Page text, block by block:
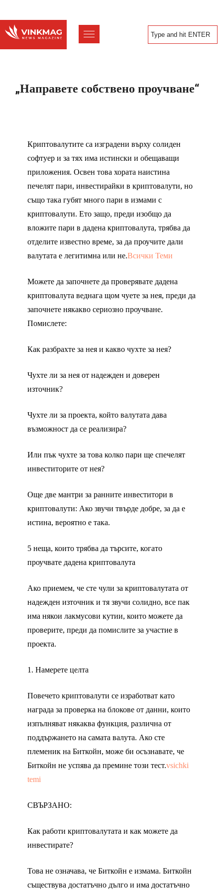
„Направете собствено проучване“
Криптовалутите са изградени върху солиден
софтуер и за тях има истински и обещаващи
приложения. Освен това хората наистина
печелят пари, инвестирайки в криптовалути, но
също така губят много пари в измами с
криптовалути. Ето защо, преди изобщо да
вложите пари в дадена криптовалута, трябва да
отделите известно време, за да проучите дали
валутата е легитимна или не.Всички Теми
Можете да започнете да проверявате дадена
криптовалута веднага щом чуете за нея, преди да
започнете някакво сериозно проучване.
Помислете:
Как разбрахте за нея и какво чухте за нея?
Чухте ли за нея от надежден и доверен
източник?
Чухте ли за проекта, който валутата дава
възможност да се реализира?
Или пък чухте за това колко пари ще спечелят
инвеститорите от нея?
Още две мантри за ранните инвеститори в
криптовалути: Ако звучи твърде добре, за да е
истина, вероятно е така.
5 неща, които трябва да търсите, когато
проучвате дадена криптовалута
Ако приемем, че сте чули за криптовалутата от
надежден източник и тя звучи солидно, все пак
има някои лакмусови кутии, които можете да
проверите, преди да помислите за участие в
проекта.
1. Намерете целта
Повечето криптовалути се изработват като
награда за проверка на блокове от данни, които
изпълняват някаква функция, различна от
поддържането на самата валута. Ако сте
племеник на Биткойн, може би осъзнавате, че
Биткойн не успява да премине този тест.vsichki
temi
СВЪРЗАНО:
Как работи криптовалутата и как можете да
инвестирате?
Това не означава, че Биткойн е измама. Биткойн
съществува достатъчно дълго и има достатъчно